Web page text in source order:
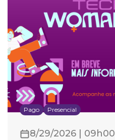
Pago Presencial
8/29/2026 | 09h00